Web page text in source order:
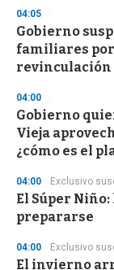
04:05
Gobierno
familiares por
revinculación
04:00
Gobierno
Vieja
¿cómo es el
04:00 Exclusivo
El Súper
prepararse
04:00 Exclusivo
El invierno